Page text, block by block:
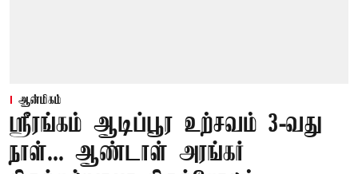
ஆன்மிகம்
ஸ்ரீரங்கம் ஆடிப்பூர உற்சவம் 3-வது
நாள்... ஆண்டாள் அரங்கர்